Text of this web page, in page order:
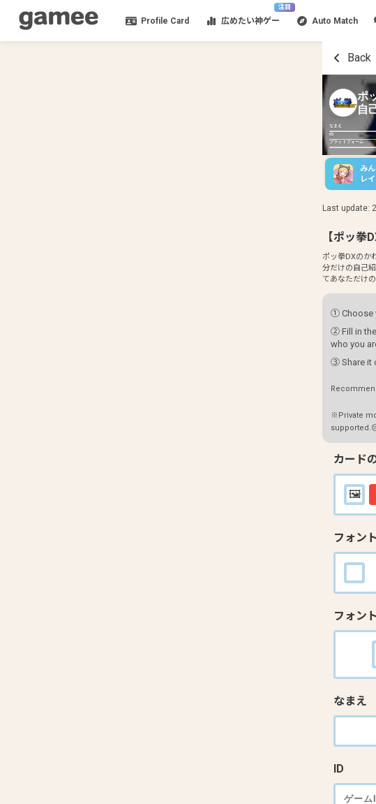
Profile Card
注目
広めたい神ゲー Auto Match
Back
ポ
自
なまえ
ID
プラットフォーム
み
レ
Last update:
【ポッ拳
ポッ拳DXのか
分だけの自己
てあなただけ
① Choose
② Fill in
who you
③ Share it
※Private
カード
フォン
フォント
なまえ
ID